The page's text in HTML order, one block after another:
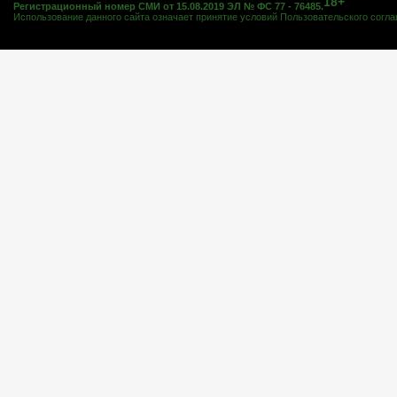
Регистрационный номер СМИ от 15.08.2019 ЭЛ № ФС 77 - 76485.
Использование данного сайта означает принятие условий Пользовательского